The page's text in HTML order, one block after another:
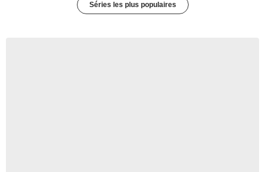
Séries les plus populaires